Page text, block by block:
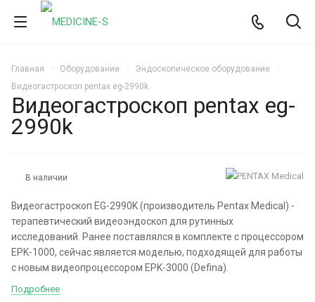
Главная Оборудование
Эндоскопическое оборудование
Видеогастроскоп pentax eg-2990k
Видеогастроскоп pentax eg-
2990k
В наличии
Видеогастроскоп EG-2990K (производитель Pentax Medical) -
терапевтический видеоэндоскоп для рутинных
исследований. Ранее поставлялся в комплекте с процессором
EPK-1000, сейчас является моделью, подходящей для работы
с новым видеопроцессором EPK-3000 (Defina).
Подробнее